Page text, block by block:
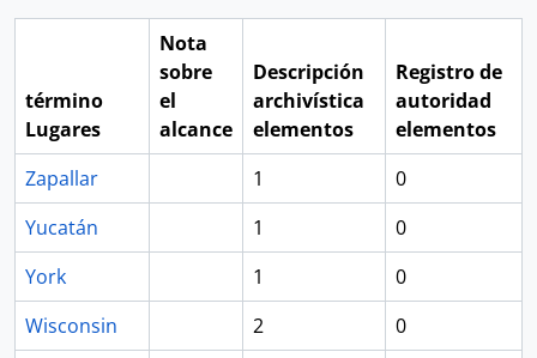
término
Lugares
Nota
sobre
el
alcance
Descripción
archivística
elementos
Registro de
autoridad
elementos
Zapallar
1
0
Yucatán
1
0
York
1
0
Wisconsin
2
0